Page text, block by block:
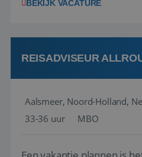
wensen van je team, je
klanten te overtuigen om
boeken! ...
BEKIJK VACATURE
REISADVISEUR
Aalsmeer, Noord-Holland,
33-36 uur
MBO